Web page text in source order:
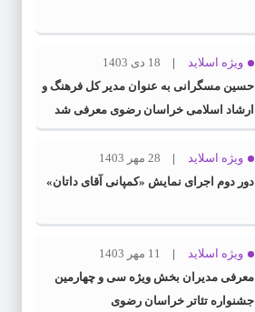
ویژه اسلاید
18 دی 1403
حسین مسگرانی به عنوان مدیر کل فرهنگ و
ارشاد اسلامی خراسان رضوی معرفی شد
ویژه اسلاید
28 مهر 1403
دور دوم اجرای نمایش «کمپانی آقای داتان»
ویژه اسلاید
11 مهر 1403
معرفی مدیران بخش ویژه سی و چهارمین
جشنواره تئاتر خراسان رضوی